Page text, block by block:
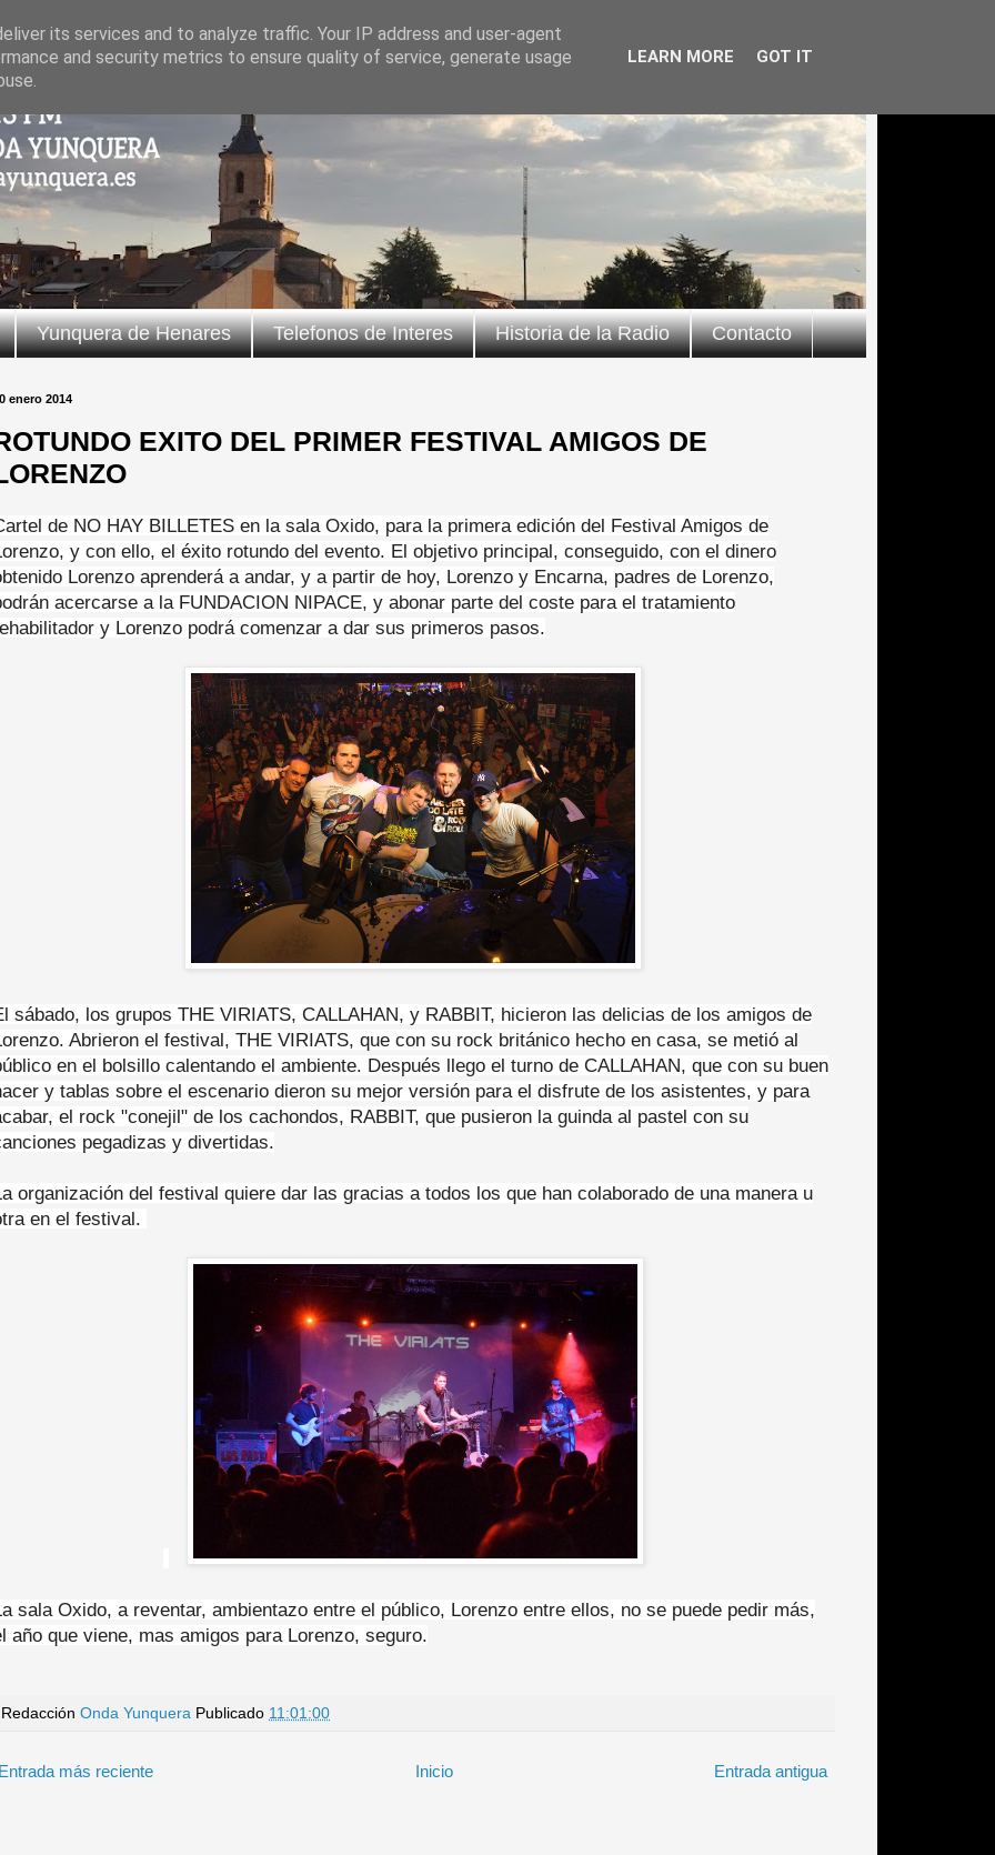
Yunquera de Henares Telefonos de Interes Historia de la Radio Contacto
enero 2014
EXITO DEL PRIMER FESTIVAL AMIGOS DE
de NO HAY BILLETES en la sala Oxido, para la primera edición del Festival Amigos de
y con ello, el éxito rotundo del evento. El objetivo principal, conseguido, con el dinero
Lorenzo aprenderá a andar, y a partir de hoy, Lorenzo y Encarna, padres de Lorenzo,
acercarse a la FUNDACION NIPACE, y abonar parte del coste para el tratamiento
y Lorenzo podrá comenzar a dar sus primeros pasos.
sábado, los grupos THE VIRIATS, CALLAHAN, y RABBIT, hicieron las delicias de los amigos de
Abrieron el festival, THE VIRIATS, que con su rock británico hecho en casa, se metió al
en el bolsillo calentando el ambiente. Después llego el turno de CALLAHAN, que con su buen
y tablas sobre el escenario dieron su mejor versión para el disfrute de los asistentes, y para
el rock "conejil" de los cachondos, RABBIT, que pusieron la guinda al pastel con su
pegadizas y divertidas.
organización del festival quiere dar las gracias a todos los que han colaborado de una manera u
en el festival.
sala Oxido, a reventar, ambientazo entre el público, Lorenzo entre ellos, no se puede pedir más,
año que viene, mas amigos para Lorenzo, seguro.
Redacción Onda Yunquera Publicado 11:01:00
más reciente Entrada antigua
Inicio
its services and to analyze traffic. Your IP address and user-agent
and security metrics to ensure quality of service, generate usage
LEARN MORE GOT IT